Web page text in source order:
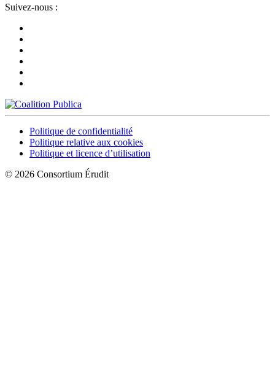
Suivez-nous :
Politique de confidentialité
Politique relative aux cookies
Politique et licence d’utilisation
© 2026 Consortium Érudit